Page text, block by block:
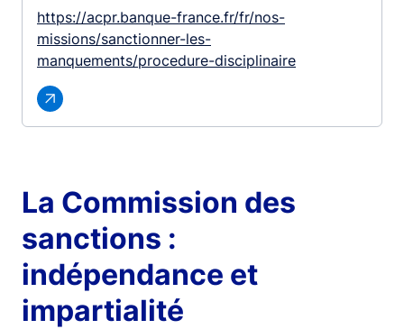
https://acpr.banque-france.fr/fr/nos-
missions/sanctionner-les-
manquements/procedure-disciplinaire
La Commission des
sanctions :
indépendance et
impartialité